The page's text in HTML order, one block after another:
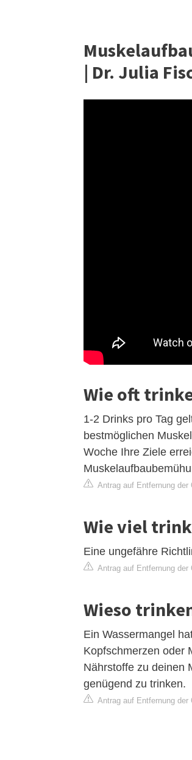
| Dr. Julia
Wie oft
1-2 Drinks pro Tag
bestmöglichen
Woche Ihre Ziele
Antrag auf Entfernung der
Wie viel
Eine ungefähre
Antrag auf Entfernung der
Wieso
Ein Wassermangel
Kopfschmerzen oder
Nährstoffe zu deinen
genügend zu trinken.
Antrag auf Entfernung der